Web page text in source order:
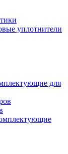
уплотнители
для